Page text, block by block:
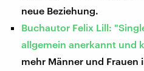
neue Beziehung.
Buchautor Felix Lill:
allgemein anerkannt und
mehr Männer und Frauen